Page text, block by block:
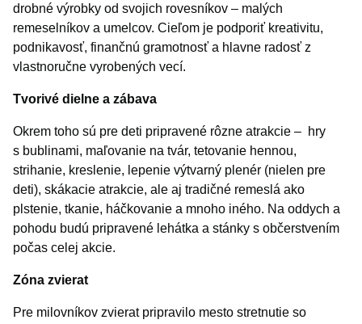
drobné výrobky od svojich rovesníkov – malých
remeselníkov a umelcov. Cieľom je podporiť kreativitu,
podnikavosť, finančnú gramotnosť a hlavne radosť z
vlastnoručne vyrobených vecí.
Tvorivé dielne a zábava
Okrem toho sú pre deti pripravené rôzne atrakcie – hry
s bublinami, maľovanie na tvár, tetovanie hennou,
strihanie, kreslenie, lepenie výtvarný plenér (nielen pre
deti), skákacie atrakcie, ale aj tradičné remeslá ako
plstenie, tkanie, háčkovanie a mnoho iného. Na oddych a
pohodu budú pripravené lehátka a stánky s občerstvením
počas celej akcie.
Zóna zvierat
Pre milovníkov zvierat pripravilo mesto stretnutie so